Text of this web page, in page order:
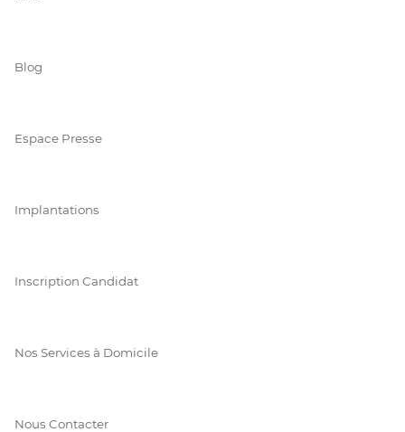
Blog
Espace Presse
Implantations
Inscription Candidat
Nos Services à Domicile
Nous Contacter